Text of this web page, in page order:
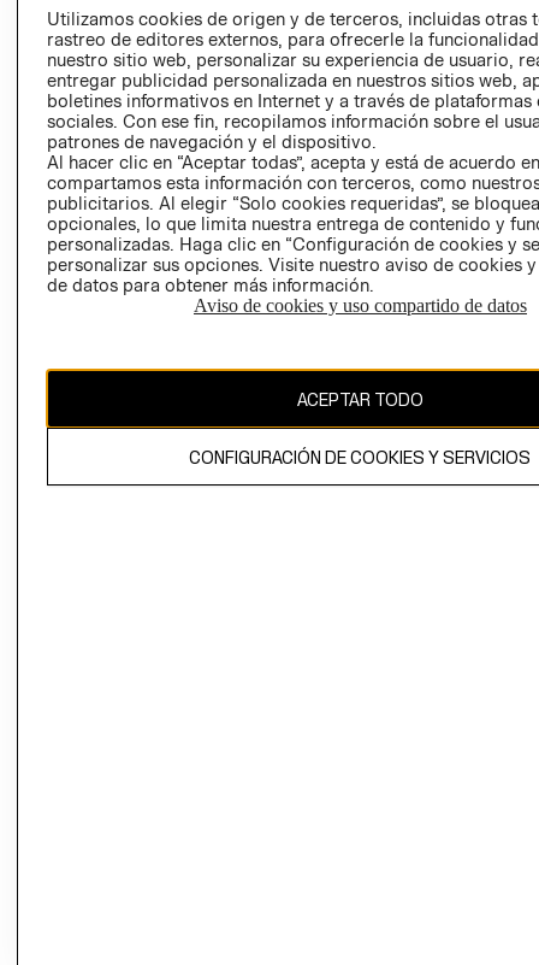
AVISO DE
PRIVACIDAD
GIFT CARD
AVISO DE
COOKIES
Uruguay ($U)
El contenido de esta página web está protegido por copyright y es
propiedad de H&M Hennes & Mauritz AB.
Utilizamos cookies de origen y de terceros, incluidas otras
rastreo de editores externos, para ofrecerle la
nuestro sitio web, personalizar su experiencia de usuario,
entregar publicidad personalizada en nuestros sitios web,
boletines informativos en Internet y a través de plataformas
sociales. Con ese fin, recopilamos información sobre el
patrones de navegación y el dispositivo.
Al hacer clic en “Aceptar todas”, acepta y está de acuerdo
compartamos esta información con terceros, como
publicitarios. Al elegir “Solo cookies requeridas”, se
opcionales, lo que limita nuestra entrega de contenido y
personalizadas. Haga clic en “Configuración de cookies y
personalizar sus opciones. Visite nuestro aviso de cookies
de datos para obtener más información.
Aviso de cookies y uso compartido de datos
ACEPTAR TODO
CONFIGURACIÓN DE COOKIES Y SERVICIOS